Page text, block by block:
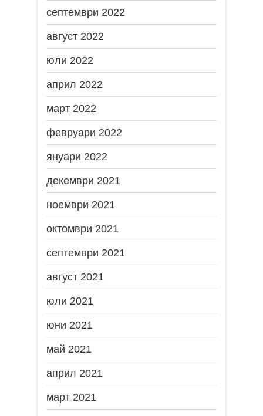
септември 2022
август 2022
юли 2022
април 2022
март 2022
февруари 2022
януари 2022
декември 2021
ноември 2021
октомври 2021
септември 2021
август 2021
юли 2021
юни 2021
май 2021
април 2021
март 2021